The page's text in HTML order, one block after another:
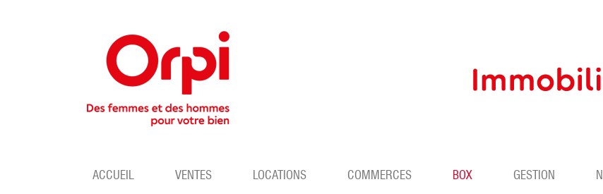
ACCUEIL VENTES LOCATIONS COMMERCES BOX GESTION